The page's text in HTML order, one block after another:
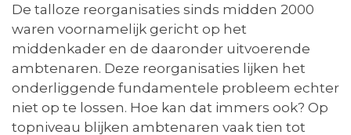
De talloze reorganisaties sinds midden 2000
waren voornamelijk gericht op het
middenkader en de daaronder uitvoerende
ambtenaren. Deze reorganisaties lijken het
onderliggende fundamentele probleem echter
niet op te lossen. Hoe kan dat immers ook? Op
topniveau blijken ambtenaren vaak tien tot